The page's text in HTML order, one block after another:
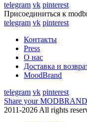
telegram vk pinterest
Присоединиться к
telegram vk pinterest
Контакты
Press
О нас
Доставка и
MoodBrand
telegram vk pinterest
Share your
2011-2026 All rights